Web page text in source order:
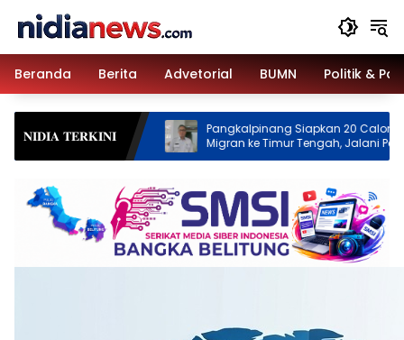
Beranda
Berita Advetorial BUMN Politik &
𝐍𝐈𝐃𝐈𝐀 𝐓𝐄𝐑𝐊𝐈𝐍𝐈
Pangkalpinang Siapkan 20 Calon Pekerja
Migran ke Timur Tengah, Jalani Pelatihan
Empat Bulan
Taklukkan
anak
Bakti HUT